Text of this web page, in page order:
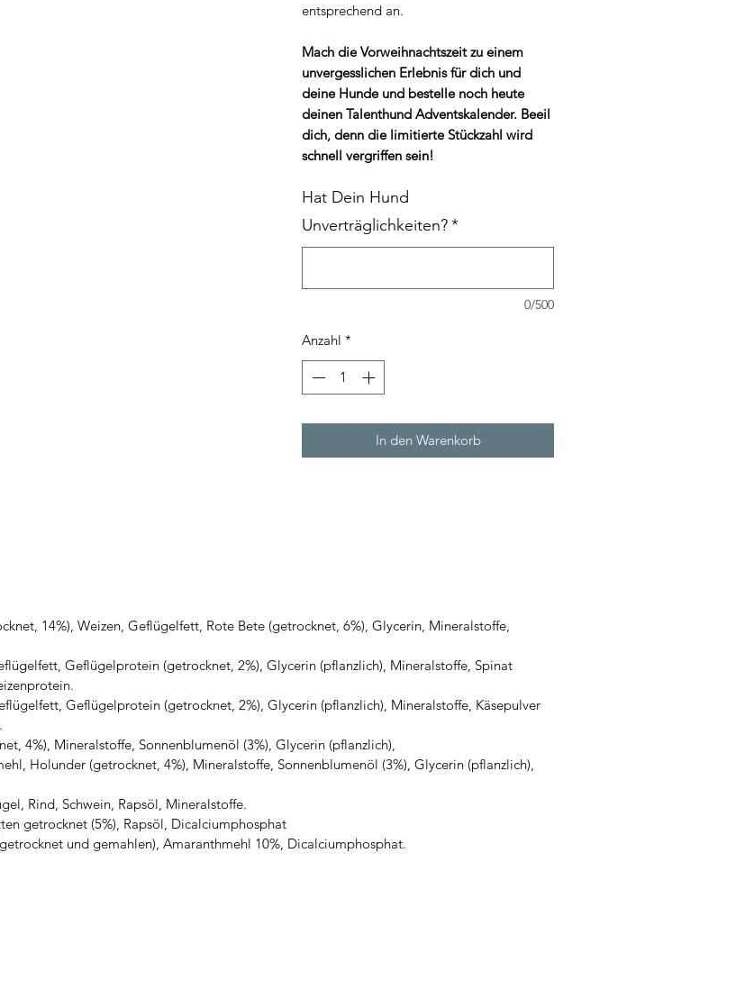
entsprechend an.
Mach die Vorweihnachtszeit zu einem
unvergesslichen Erlebnis für dich und
deine Hunde und bestelle noch heute
deinen Talenthund Adventskalender. Beeil
dich, denn die limitierte Stückzahl wird
schnell vergriffen sein!
Hat Dein Hund
Unverträglichkeiten?*
0/500
Anzahl *
In den Warenkorb
14%), Weizen, Geflügelfett, Rote Bete (getrocknet, 6%), Glycerin, Mineralstoffe,
Geflügelprotein (getrocknet, 2%), Glycerin (pflanzlich), Mineralstoffe, Spinat
Geflügelprotein (getrocknet, 2%), Glycerin (pflanzlich), Mineralstoffe, Käsepulver
4%), Mineralstoffe, Sonnenblumenöl (3%), Glycerin (pflanzlich),
Holunder (getrocknet, 4%), Mineralstoffe, Sonnenblumenöl (3%), Glycerin (pflanzlich),
Rind, Schwein, Rapsöl, Mineralstoffe.
getrocknet (5%), Rapsöl, Dicalciumphosphat
und gemahlen), Amaranthmehl 10%, Dicalciumphosphat.